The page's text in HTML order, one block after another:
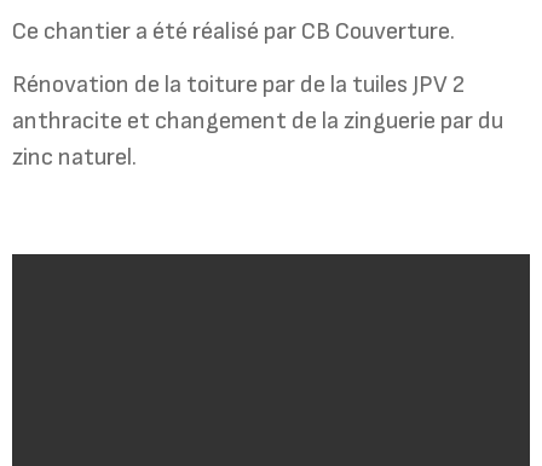
Ce chantier a été réalisé par CB Couverture.
Rénovation de la toiture par de la tuiles JPV 2
anthracite et changement de la zinguerie par du
zinc naturel.